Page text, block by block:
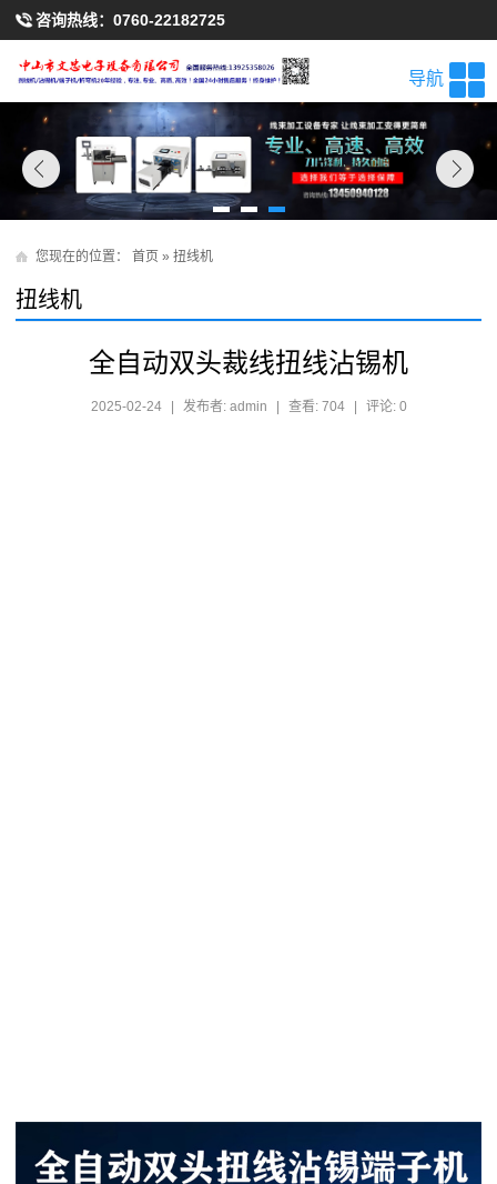
咨询热线： 0760-22182725
导航
您现在的位置： 首页 » 扭线机
扭线机
全自动双头裁线扭线沾锡机
2025-02-24 | 发布者: admin | 查看: 704 | 评论: 0